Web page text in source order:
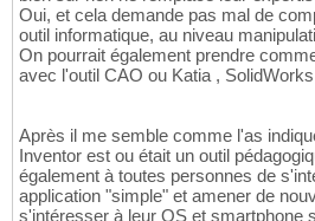
Oui, et cela demande pas mal de
outil informatique, au niveau
On pourrait également prendre
avec l'outil CAO ou Katia ,
Après il me semble comme l'as
Inventor est ou était un outil
également à toutes personnes de
application "simple" et amener de
s'intéresser à leur OS et smartphone